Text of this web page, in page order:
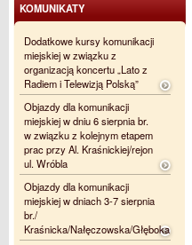
KOMUNIKATY
Dodatkowe kursy komunikacji
miejskiej w związku z
organizacją koncertu „Lato z
Radiem i Telewizją Polską”
Objazdy dla komunikacji
miejskiej w dniu 6 sierpnia br.
w związku z kolejnym etapem
prac przy Al. Kraśnickiej/rejon
ul. Wróbla
Objazdy dla komunikacji
miejskiej w dniach 3-7 sierpnia
br./
Kraśnicka/Nałęczowska/Głęboka